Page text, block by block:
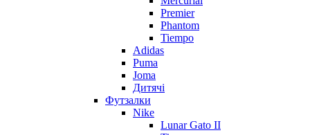
Premier
Phantom
Tiempo
Adidas
Puma
Joma
Дитячі
Футзалки
Nike
Lunar Gato II